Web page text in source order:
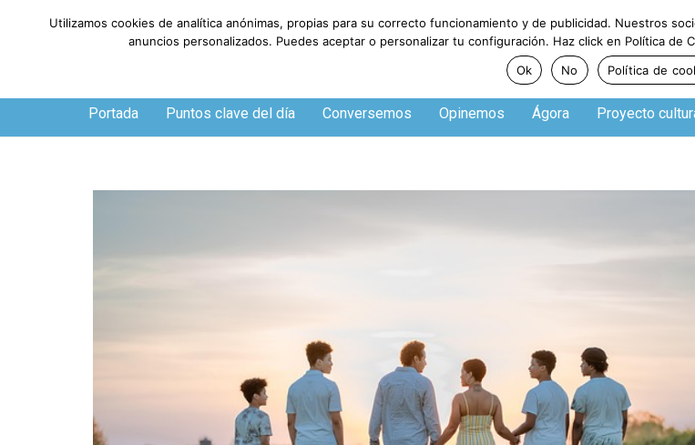
Domingo, 9 de agosto de 2026
Portada Puntos clave del día Conversemos Opinemos Ágora Proyecto
Utilizamos cookies de analítica anónimas, propias para su correcto funcionamiento y de publicidad. Nuestros
anuncios personalizados. Puedes aceptar o personalizar tu configuración. Haz click en Política de
Ok
No Política de